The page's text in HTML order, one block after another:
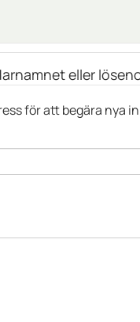
eller
för att begära nya